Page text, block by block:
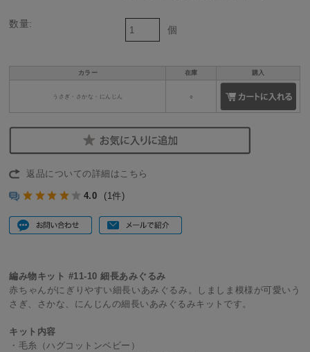
数量:
個
カラー 在庫 購入
うさぎ・さかな・にんじん ○
返品についての詳細はこちら
4.0 (1件)
編み物キット #11-10 細長あみぐるみ
赤ちゃんがにぎりやすい細長いあみぐるみ。しましま模様が可愛いう
さぎ、さかな、にんじんの細長いあみぐるみキットです。
キット内容
・毛糸（ハグコットンベビー）